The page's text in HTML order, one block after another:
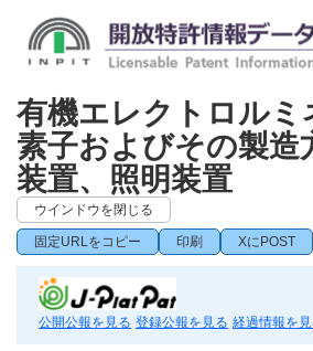
有機エレクトロルミ
素子およびその製造
装置、照明装置
ウインドウを閉じる
固定URLをコピー 印刷 XにPOST
公開公報を見る 登録公報を見る 経過情報を